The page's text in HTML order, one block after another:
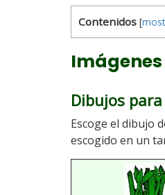
Contenidos [
Dibujos
Escoge el dibujo
escogido en un